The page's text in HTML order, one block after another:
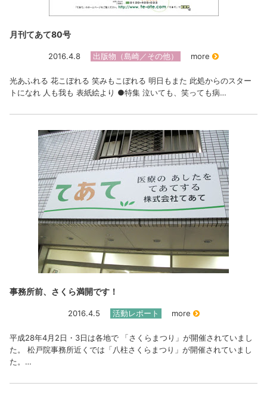
月刊てあて80号
2016.4.8 出版物（島崎／その他） more
光あふれる 花こぼれる 笑みもこぼれる 明日もまた 此処からのスター
トになれ 人も我も 表紙絵より ●特集 泣いても、笑っても病…
事務所前、さくら満開です！
2016.4.5 活動レポート more
平成28年4月2日・3日は各地で 「さくらまつり」が開催されていまし
た。 松戸院事務所近くでは「八柱さくらまつり」が開催されていまし
た。…